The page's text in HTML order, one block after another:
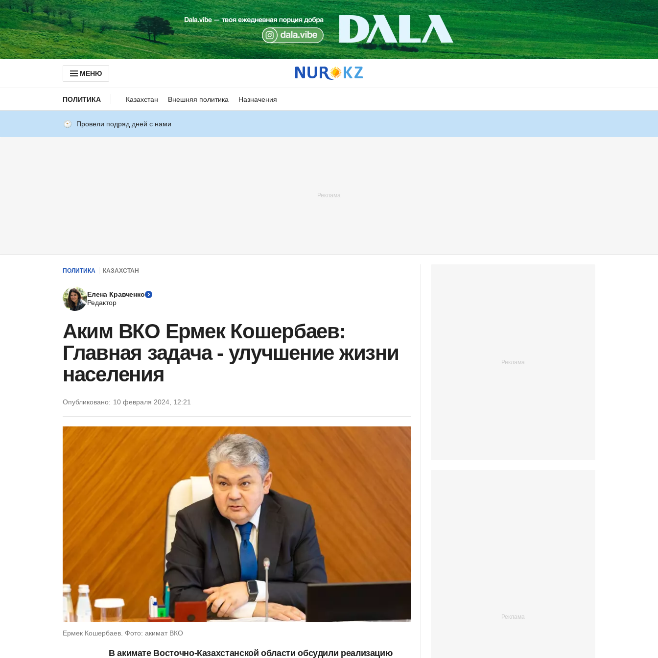
МЕНЮ
ПОЛИТИКА Казахстан Внешняя политика Назначения
Провели подряд дней с нами
ПОЛИТИКА КАЗАХСТАН
Елена Кравченко
Редактор
Аким ВКО Ермек Кошербаев:
Главная задача - улучшение жизни
населения
Опубликовано: 10 февраля 2024, 12:21
Ермек Кошербаев. Фото: акимат ВКО
В акимате Восточно-Казахстанской области обсудили реализацию